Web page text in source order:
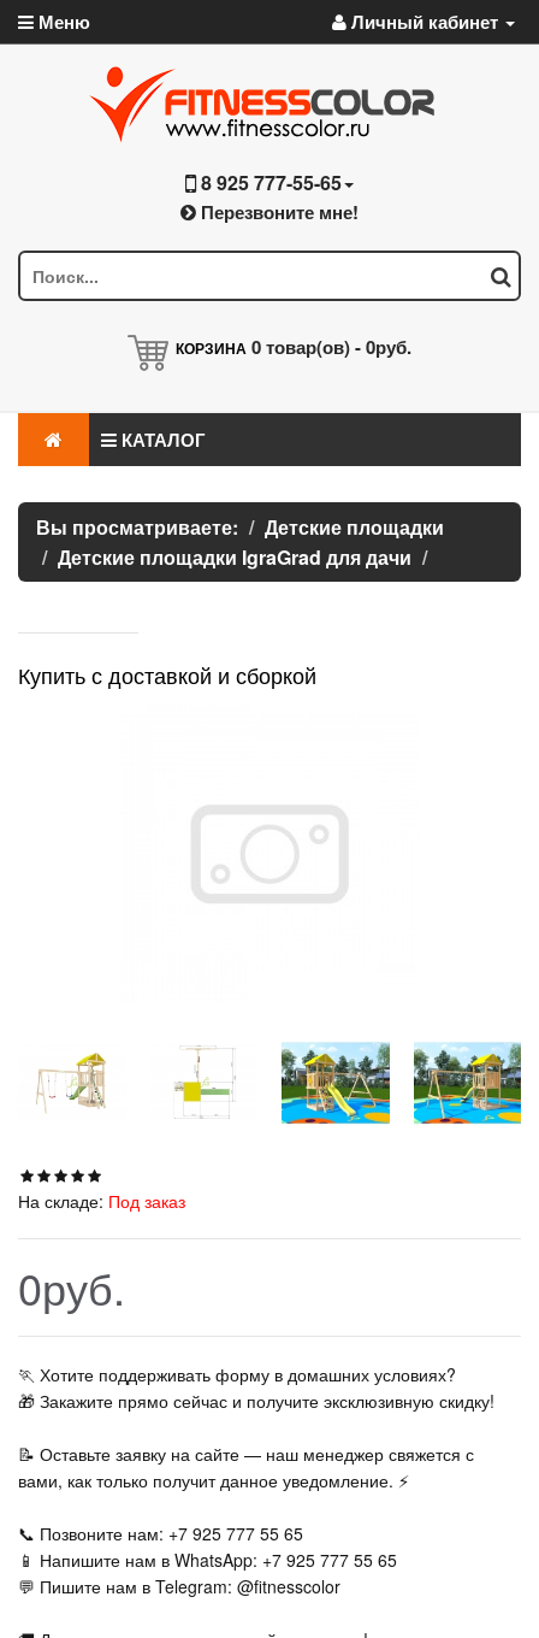
Меню Личный кабинет
8 925 777-55-65
Перезвоните мне!
КОРЗИНА 0товар(ов) -0руб.
КАТАЛОГ
Вы просматриваете:
Детские площадки
Детские площадки IgraGrad для дачи
Купить с доставкой и сборкой
На складе: Под заказ
0руб.
🏃‍ Хотите поддерживать форму в домашних условиях?
🎁 Закажите прямо сейчас и получите эксклюзивную скидку!
📝 Оставьте заявку на сайте — наш менеджер свяжется с
вами, как только получит данное уведомление. ⚡
📞 Позвоните нам: +7 925 777 55 65
📱 Напишите нам в WhatsApp: +7 925 777 55 65
💬 Пишите нам в Telegram: @fitnesscolor